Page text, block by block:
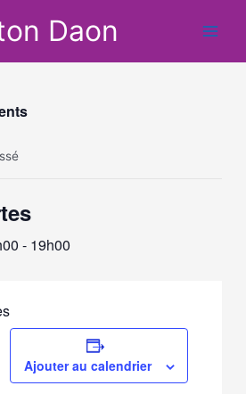
Daon
- 19h00
Ajouter au calendrier